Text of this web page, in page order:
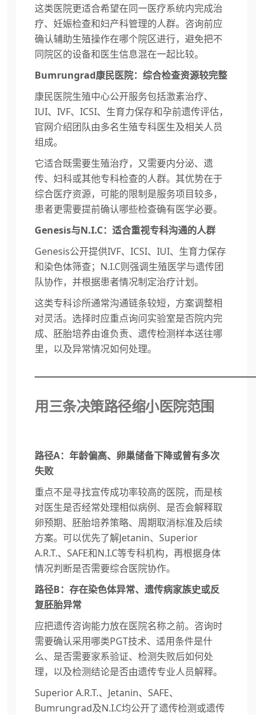
这类医院更适合希望在同一医疗系统内完成治
疗、妊娠检查和妇产科管理的人群。咨询前应
确认辅助生殖操作在哪个院区进行，避免把不
同院区的设备和医生信息混在一起比较。
Bumrungrad康民医院：综合检查资源较完整
康民医院生殖中心公开服务包括激素治疗、
IUI、IVF、ICSI、生育力保存和孕前遗传评估，
官网介绍团队由多名生殖专科医生及相关人员
组成。
它适合既需要生殖治疗，又需要内分泌、遗
传、妇科或其他专科检查的人群。其优势在于
综合医疗资源，可能的限制是服务项目较多，
患者更需要提前确认哪些检查确有医学必要。
Genesis与N.I.C：适合重视专科沟通的人群
Genesis公开提供IVF、ICSI、IUI、生育力保存
和染色体筛查；N.I.C则强调生殖医学与遗传团
队协作，并根据患者情况制定治疗计划。
这类专科诊所通常沟通链条较短，方案调整相
对灵活。选择时应重点询问实验室是否院内完
成、胚胎培养由谁负责、遗传检测样本送往哪
里，以及异常情况如何处理。
用三条决策路径缩小医院范围
路径A：年龄偏高、卵巢储备下降或曾有多次
失败
重点不是寻找宣传成功率较高的医院，而是核
对医生是否经常处理相似病例、是否会解释取
卵预期、胚胎培养策略、周期取消标准及后续
方案。可以优先了解Jetanin、Superior
A.R.T.、SAFE和N.I.C等专科机构，再根据身体
情况判断是否需要综合医院协作。
路径B：存在染色体异常、遗传病家族史或反
复胚胎异常
应把遗传咨询能力放在医院名称之前。咨询时
需要确认采用哪类PGT技术、适用条件是什
么、是否需要家系验证、检测失败后如何处
理，以及检测结论是否由遗传专业人员解释。
Superior A.R.T.、Jetanin、SAFE、
Bumrungrad及N.I.C均公开了遗传检测或遗传